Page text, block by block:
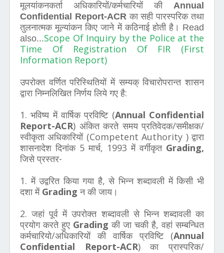
मूलयांकनकर्ता अधिकारियों/कर्मचारियों की Annual
Confidential Report-ACRका सही पारस्परिक तथा
तुलनात्मक मूल्यांकन किए जाने में कठिनाई होती है। Read
also...Scope Of Inquiry by the Police at the
Time Of Registration Of FIR (First
Information Report)
उपरोक्त वर्णित परिस्थितियों में सम्यक् विचारोपरान्त शासन
द्वारा निम्नलिखित निर्णय लिये गए है:
1. भविष्य में वार्षिक प्रविष्टि (Annual Confidential
Report-ACR) अंकित करते समय प्रतिवेदक/समीक्षक/
स्वीकृता अधिकारियों (Competent Authority ) द्वारा
शासनादेश दिनांक 5 मार्च, 1993 में वर्गीकृत Grading,
जिसे प्रस्तर-
1. में उद्वरित किया गया है, से भिन्न शब्दावली में किसी भी
दशा में Gradingन की जाय।
2. जहां पूर्व में उपरोक्त शब्दावली से भिन्न शब्दावली का
प्रयोग करते हुए Grading की जा चकी है, वहां सम्बन्धित
कर्मचारियो/अधिकारियों की वार्षिक प्रविष्टि (Annual
Confidential Report-ACR) का प्रास्परिक/